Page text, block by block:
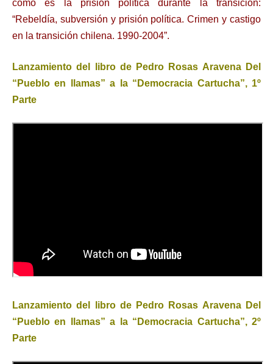
como es la prisión política durante la transición:
“Rebeldía, subversión y prisión política. Crimen y castigo
en la transición chilena. 1990-2004”.
Lanzamiento del libro de Pedro Rosas Aravena Del
“Pueblo en llamas” a la “Democracia Cartucha”, 1º
Parte
Lanzamiento del libro de Pedro Rosas Aravena Del
“Pueblo en llamas” a la “Democracia Cartucha”, 2º
Parte